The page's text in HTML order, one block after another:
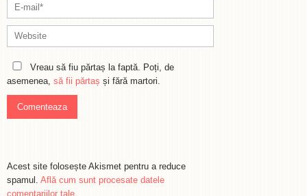
Vreau să fiu părtaș la faptă. Poți, de
asemenea, să fii părtaș și fără martori.
Acest site folosește Akismet pentru a reduce
spamul. Află cum sunt procesate datele
comentariilor tale.